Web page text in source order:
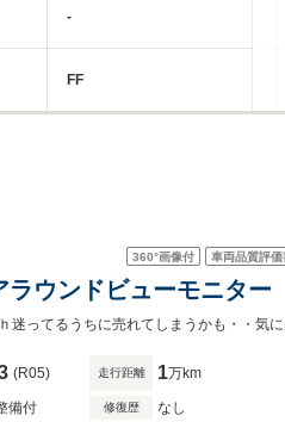
-
FF
360°画像付 車両品質評価
ウンドビューモニター
(R05) 走行距離 1万km
備付 修復歴 なし